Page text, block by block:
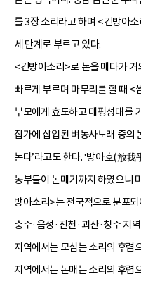
를 3장 소리라고 하며 <긴방아
세 단계로 부르고 있다.
<긴방아소리>로 논을 매다가
빠르게 부르며 마무리를 할 때 <
부모에게 효도하고 태평성대를
잡가에 삽입된 벼농사노래 중의
논다’라고도 한다. ‘방아호(放我
농부들이 논매기까지 하였으니
방아소리>는 전국적으로 분포
충주·음성·진천·괴산·청주 지
지역에서는 모심는 소리의 후렴
지역에서는 논매는 소리의 후렴